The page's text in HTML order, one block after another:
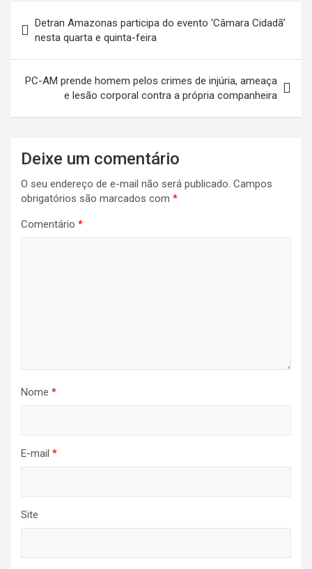
de
Post
Detran Amazonas participa do evento ‘Câmara Cidadã’
nesta quarta e quinta-feira
PC-AM prende homem pelos crimes de injúria, ameaça
e lesão corporal contra a própria companheira
Deixe um comentário
O seu endereço de e-mail não será publicado. Campos
obrigatórios são marcados com *
Comentário *
Nome *
E-mail *
Site